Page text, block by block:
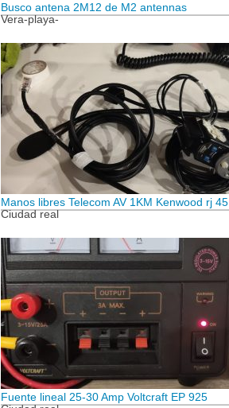
Busco antena 2M12 de M2 antennas
Vera-playa-
Manos libres Telecom AV 1KM Kenwood rj 45
Ciudad real
Fuente lineal 25-30 Amp Voltcraft EP 925